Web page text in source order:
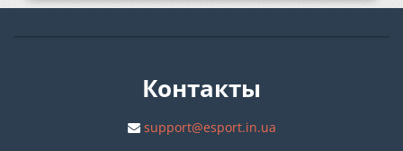
Контакты
support@esport.in.ua